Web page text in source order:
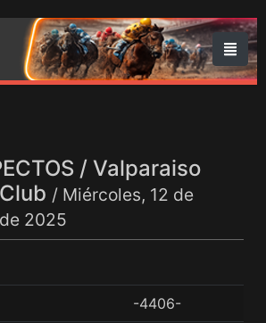
/ Valparaiso
/ Miércoles, 12 de
2025
-4406-